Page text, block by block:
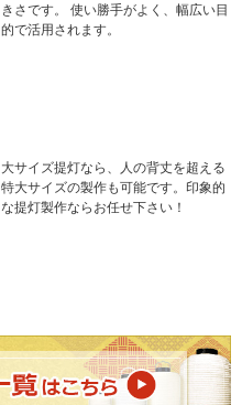
きさです。 使い勝手がよく、幅広い目
的で活用されます。
大サイズ提灯なら、人の背丈を超える
特大サイズの製作も可能です。印象的
な提灯製作ならお任せ下さい！